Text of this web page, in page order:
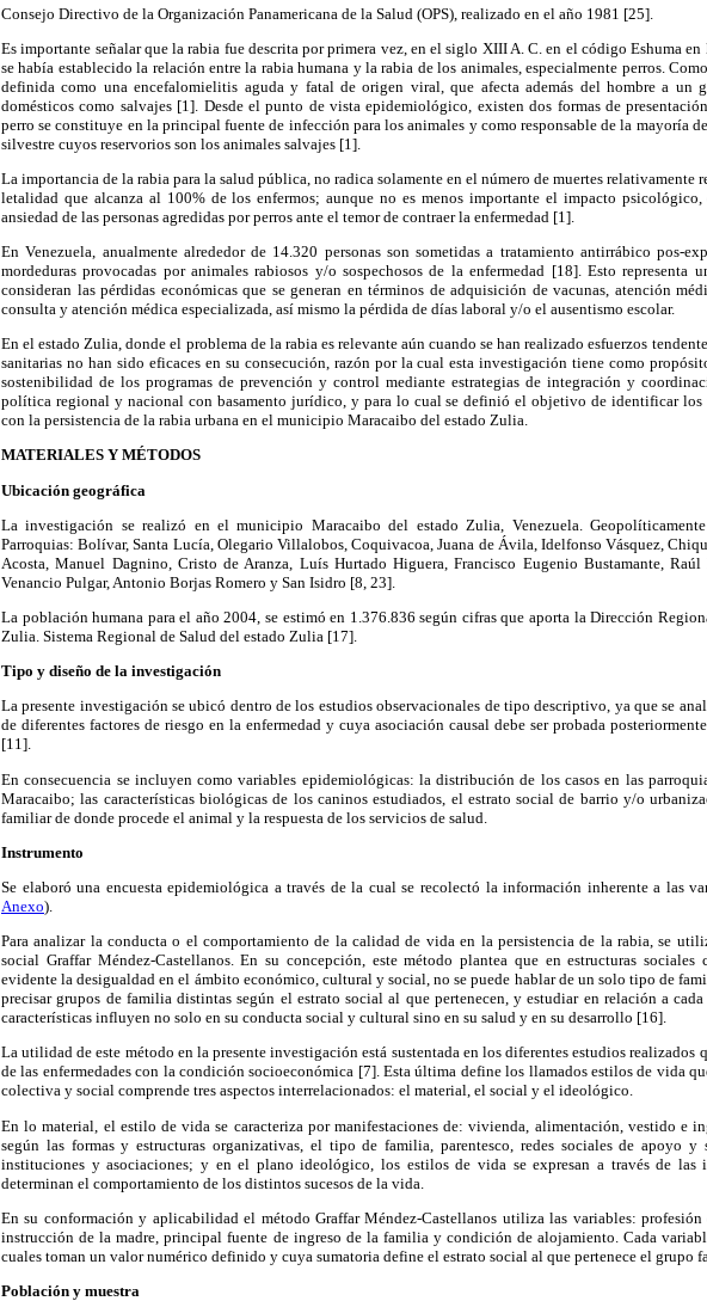
Consejo Directivo de la Organización Panamericana de la Salud (OPS), realizado en el año 1981 [25].
Es importante señalar que la rabia fue descrita por primera vez, en el siglo XIII A. C. en el código Eshuma en
se había establecido la relación entre la rabia humana y la rabia de los animales, especialmente perros.
definida como una encefalomielitis aguda y fatal de origen viral, que afecta además del hombre a un
domésticos como salvajes [1]. Desde el punto de vista epidemiológico, existen dos formas de
perro se constituye en la principal fuente de infección para los animales y como responsable de la mayoría
silvestre cuyos reservorios son los animales salvajes [1].
La importancia de la rabia para la salud pública, no radica solamente en el número de muertes relativamente
letalidad que alcanza al 100% de los enfermos; aunque no es menos importante el impacto
ansiedad de las personas agredidas por perros ante el temor de contraer la enfermedad [1].
En Venezuela, anualmente alrededor de 14.320 personas son sometidas a tratamiento antirrábico pos-
mordeduras provocadas por animales rabiosos y/o sospechosos de la enfermedad [18]. Esto representa
consideran las pérdidas económicas que se generan en términos de adquisición de vacunas, atención
consulta y atención médica especializada, así mismo la pérdida de días laboral y/o el ausentismo escolar.
En el estado Zulia, donde el problema de la rabia es relevante aún cuando se han realizado esfuerzos
sanitarias no han sido eficaces en su consecución, razón por la cual esta investigación tiene como
sostenibilidad de los programas de prevención y control mediante estrategias de integración y
política regional y nacional con basamento jurídico, y para lo cual se definió el objetivo de identificar los
con la persistencia de la rabia urbana en el municipio Maracaibo del estado Zulia.
MATERIALES Y MÉTODOS
Ubicación geográfica
La investigación se realizó en el municipio Maracaibo del estado Zulia, Venezuela.
Parroquias: Bolívar, Santa Lucía, Olegario Villalobos, Coquivacoa, Juana de Ávila, Idelfonso Vásquez,
Acosta, Manuel Dagnino, Cristo de Aranza, Luís Hurtado Higuera, Francisco Eugenio Bustamante, Raúl
Venancio Pulgar, Antonio Borjas Romero y San Isidro [8, 23].
La población humana para el año 2004, se estimó en 1.376.836 según cifras que aporta la Dirección
Zulia. Sistema Regional de Salud del estado Zulia [17].
Tipo y diseño de la investigación
La presente investigación se ubicó dentro de los estudios observacionales de tipo descriptivo, ya que se
de diferentes factores de riesgo en la enfermedad y cuya asociación causal debe ser probada
[11].
En consecuencia se incluyen como variables epidemiológicas: la distribución de los casos en las
Maracaibo; las características biológicas de los caninos estudiados, el estrato social de barrio y/o
familiar de donde procede el animal y la respuesta de los servicios de salud.
Instrumento
Se elaboró una encuesta epidemiológica a través de la cual se recolectó la información inherente a las
Anexo).
Para analizar la conducta o el comportamiento de la calidad de vida en la persistencia de la rabia, se
social Graffar Méndez-Castellanos. En su concepción, este método plantea que en estructuras sociales
evidente la desigualdad en el ámbito económico, cultural y social, no se puede hablar de un solo tipo de
precisar grupos de familia distintas según el estrato social al que pertenecen, y estudiar en relación a
características influyen no solo en su conducta social y cultural sino en su salud y en su desarrollo [16].
La utilidad de este método en la presente investigación está sustentada en los diferentes estudios realizados
de las enfermedades con la condición socioeconómica [7]. Esta última define los llamados estilos de vida
colectiva y social comprende tres aspectos interrelacionados: el material, el social y el ideológico.
En lo material, el estilo de vida se caracteriza por manifestaciones de: vivienda, alimentación, vestido e
según las formas y estructuras organizativas, el tipo de familia, parentesco, redes sociales de apoyo y
instituciones y asociaciones; y en el plano ideológico, los estilos de vida se expresan a través de las
determinan el comportamiento de los distintos sucesos de la vida.
En su conformación y aplicabilidad el método Graffar Méndez-Castellanos utiliza las variables:
instrucción de la madre, principal fuente de ingreso de la familia y condición de alojamiento. Cada
cuales toman un valor numérico definido y cuya sumatoria define el estrato social al que pertenece el grupo
Población y muestra